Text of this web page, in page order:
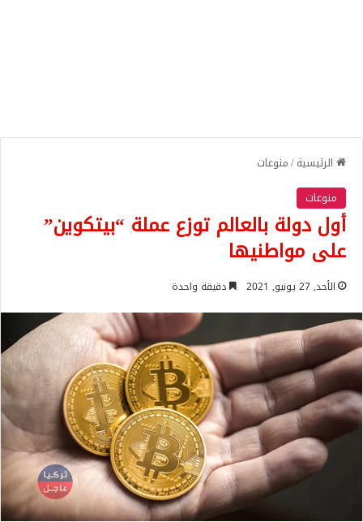
الرئيسية/منوعات
منوعات
أول دولة بالعالم توزع عملة “بيتكوين”
على مواطنيها
الأحد, 27 يونيو, 2021 دقيقة واحدة